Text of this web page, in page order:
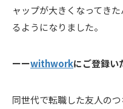
ャップが大きくなってき
るようになりました。
ーーwithworkにご登録い
同世代で転職した友人の